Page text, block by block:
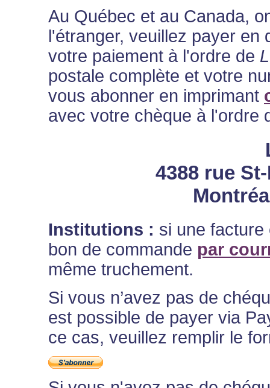
Au Québec et au Canada,
l'étranger, veuillez payer
votre paiement à l'ordre de
postale complète et votre
vous abonner en imprimant
avec votre chèque à l'ordre
4388 rue
Institutions : si une
bon de commande par
même truchement.
Si vous n’avez pas de
est possible de payer via
ce cas, veuillez remplir le